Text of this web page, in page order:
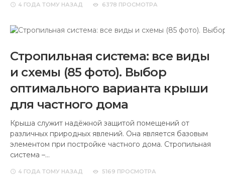
4 ГОДА ТОМУ НАЗАД 6378 ПРОСМОТРА
Стропильная система: все виды
и схемы (85 фото). Выбор
оптимального варианта крыши
для частного дома
Крыша служит надёжной защитой помещений от
различных природных явлений. Она является базовым
элементом при постройке частного дома. Стропильная
система –…
4 ГОДА ТОМУ НАЗАД 5169 ПРОСМОТРА